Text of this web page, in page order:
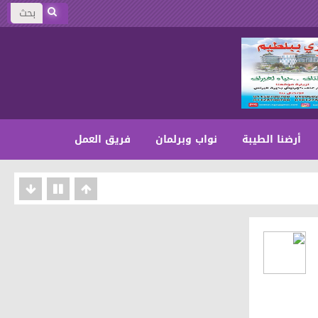
أرضنا الطيبة نواب وبرلمان فريق العمل